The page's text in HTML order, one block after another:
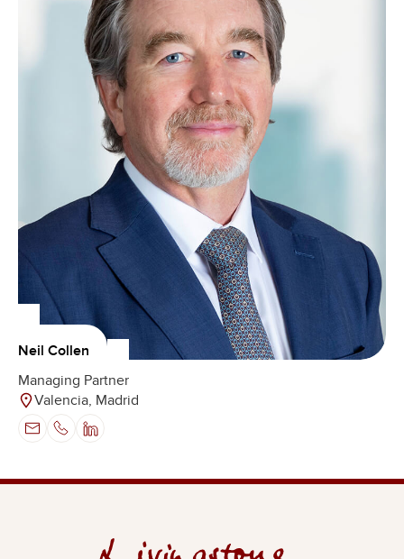
Neil Collen
Managing Partner
Valencia, Madrid